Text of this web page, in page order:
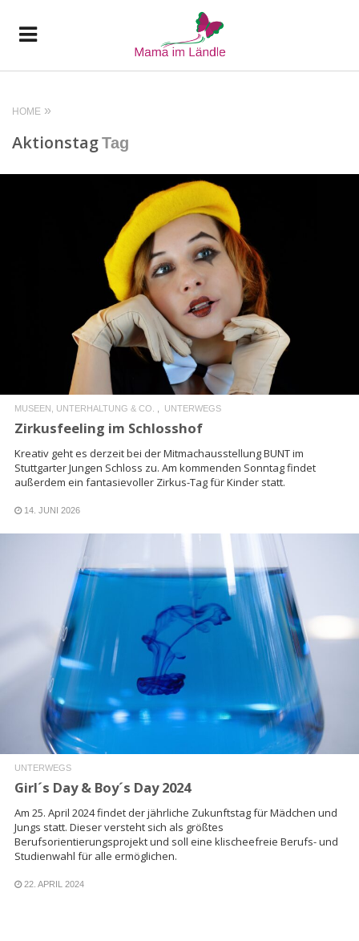
HOME
AktionstagTag
READ MORE
MUSEEN, UNTERHALTUNG & CO. UNTERWEGS
Zirkusfeeling im Schlosshof
Kreativ geht es derzeit bei der Mitmachausstellung BUNT im
Stuttgarter Jungen Schloss zu. Am kommenden Sonntag findet
außerdem ein fantasievoller Zirkus-Tag für Kinder statt.
14. JUNI 2026
READ MORE
UNTERWEGS
Girl´s Day & Boy´s Day 2024
Am 25. April 2024 findet der jährliche Zukunftstag für Mädchen und
Jungs statt. Dieser versteht sich als größtes
Berufsorientierungsprojekt und soll eine klischeefreie Berufs- und
Studienwahl für alle ermöglichen.
22. APRIL 2024